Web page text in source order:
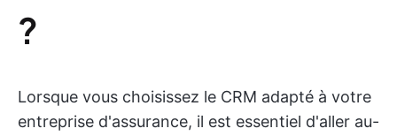
?
Lorsque vous choisissez le CRM adapté à votre
entreprise d'assurance, il est essentiel d'aller au-